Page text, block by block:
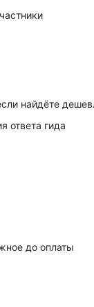
найдёте
ответа гида
до оплаты